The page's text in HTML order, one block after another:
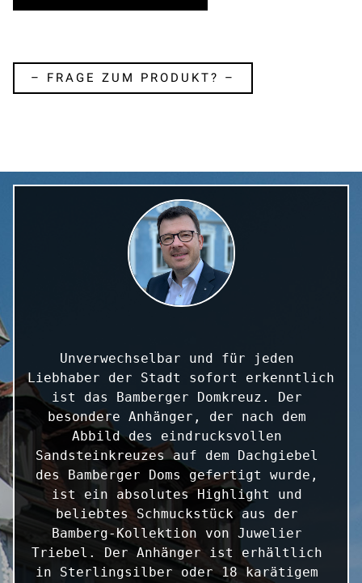
– FRAGE ZUM PRODUKT? –
Unverwechselbar und für jeden
Liebhaber der Stadt sofort erkenntlich
ist das Bamberger Domkreuz. Der
besondere Anhänger, der nach dem
Abbild des eindrucksvollen
Sandsteinkreuzes auf dem Dachgiebel
des Bamberger Doms gefertigt wurde,
ist ein absolutes Highlight und
beliebtes Schmuckstück aus der
Bamberg-Kollektion von Juwelier
Triebel. Der Anhänger ist erhältlich
in Sterlingsilber oder 18 karätigem